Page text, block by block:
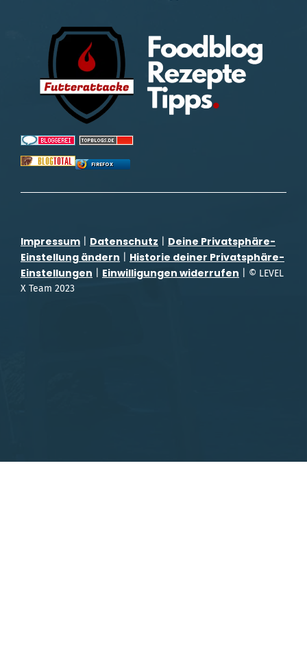
FIREFOX
Impressum Datenschutz
Deine Privatsphäre-
Einstellung ändern
Historie deiner Privatsphäre-
Einstellungen
Einwilligungen widerrufen | © LEVEL
X Team 2023